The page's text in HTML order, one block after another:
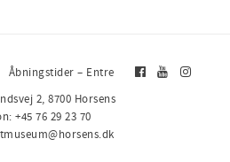
Åbningstider – Entre
2, 8700 Horsens
+45 76 29 23 70